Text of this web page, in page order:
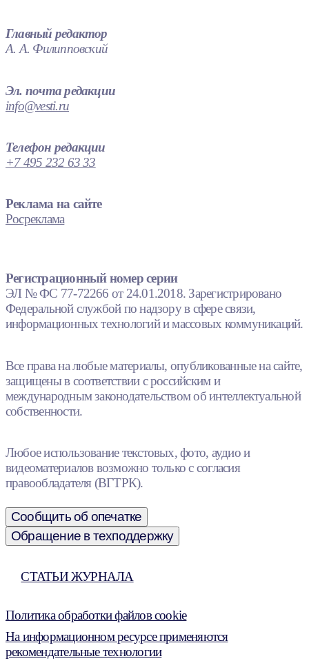
Главный редактор
А. А. Филипповский
Эл. почта редакции
info@vesti.ru
Телефон редакции
+7 495 232 63 33
Реклама на сайте
Росреклама
Регистрационный номер серии
ЭЛ № ФС 77-72266 от 24.01.2018. Зарегистрировано
Федеральной службой по надзору в сфере связи,
информационных технологий и массовых коммуникаций.
Все права на любые материалы, опубликованные на сайте,
защищены в соответствии с российским и
международным законодательством об интеллектуальной
собственности.
Любое использование текстовых, фото, аудио и
видеоматериалов возможно только с согласия
правообладателя (ВГТРК).
Сообщить об опечатке
Обращение в техподдержку
СТАТЬИ ЖУРНАЛА
Политика обработки файлов cookie
На информационном ресурсе применяются
рекомендательные технологии